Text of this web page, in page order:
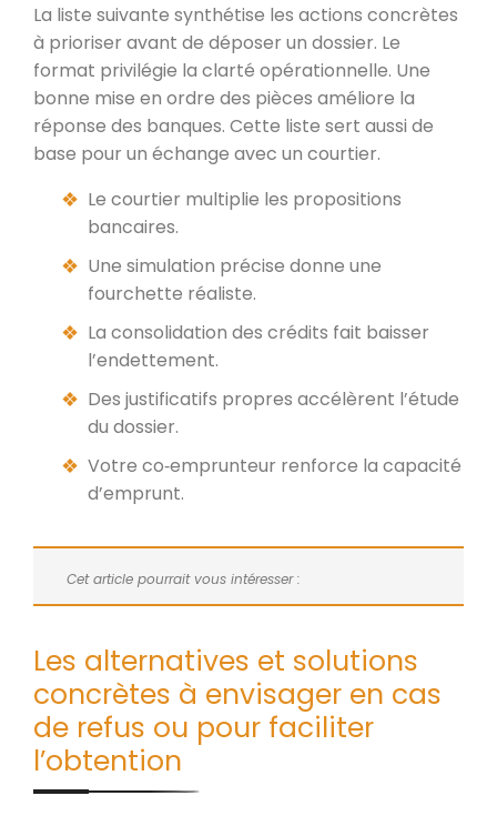
La liste suivante synthétise les actions concrètes
à prioriser avant de déposer un dossier. Le
format privilégie la clarté opérationnelle. Une
bonne mise en ordre des pièces améliore la
réponse des banques. Cette liste sert aussi de
base pour un échange avec un courtier.
Le courtier multiplie les propositions
bancaires.
Une simulation précise donne une
fourchette réaliste.
La consolidation des crédits fait baisser
l’endettement.
Des justificatifs propres accélèrent l’étude
du dossier.
Votre co‑emprunteur renforce la capacité
d’emprunt.
Cet article pourrait vous intéresser :
Les alternatives et solutions
concrètes à envisager en cas
de refus ou pour faciliter
l’obtention